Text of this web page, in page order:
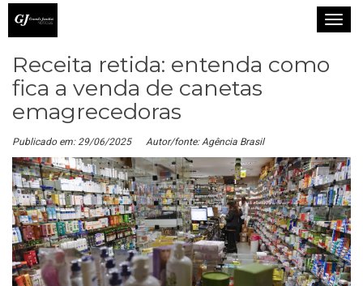
T
a
v
i
g
a
t
i
Receita retida: entenda como
fica a venda de canetas
emagrecedoras
Publicado em: 29/06/2025 Autor/fonte: Agência Brasil